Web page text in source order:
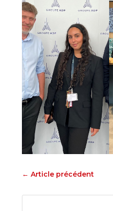
← Article précédent